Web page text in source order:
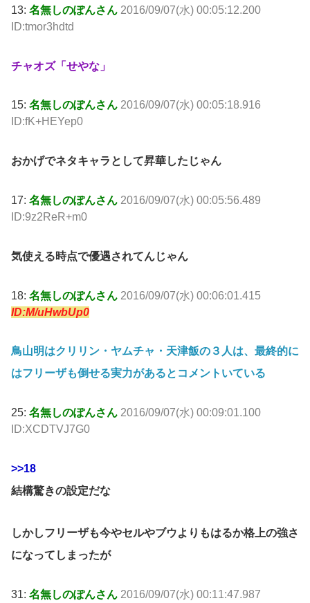
13: 名無しのぽんさん 2016/09/07(水) 00:05:12.200
ID:tmor3hdtd
チャオズ「せやな」
15: 名無しのぽんさん 2016/09/07(水) 00:05:18.916
ID:fK+HEYep0
おかげでネタキャラとして昇華したじゃん
17: 名無しのぽんさん 2016/09/07(水) 00:05:56.489
ID:9z2ReR+m0
気使える時点で優遇されてんじゃん
18: 名無しのぽんさん 2016/09/07(水) 00:06:01.415
ID:M/uHwbUp0
鳥山明はクリリン・ヤムチャ・天津飯の３人は、最終的に
はフリーザも倒せる実力があるとコメントいている
25: 名無しのぽんさん 2016/09/07(水) 00:09:01.100
ID:XCDTVJ7G0
>>18
結構驚きの設定だな
しかしフリーザも今やセルやブウよりもはるか格上の強さ
になってしまったが
31: 名無しのぽんさん 2016/09/07(水) 00:11:47.987